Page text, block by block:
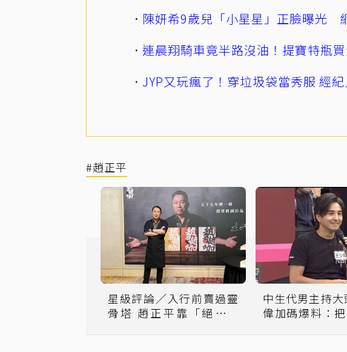
陳妍希9歲兒「小星星」正臉曝光
連晨翔騎車竟半路沒油！提寶特瓶
JYP又玩瘋了！穿垃圾袋當秀服 經
#趙正平
星級評論／入行前賣過靈
骨塔 趙正平靠「絕對味
中生代男主持大頭
偉加碼爆料：